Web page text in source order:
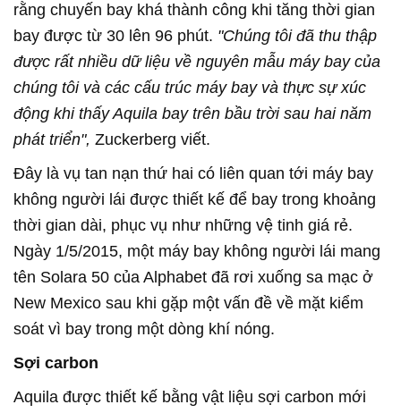
rằng chuyến bay khá thành công khi tăng thời gian
bay được từ 30 lên 96 phút. "Chúng tôi đã thu thập
được rất nhiều dữ liệu về nguyên mẫu máy bay của
chúng tôi và các cấu trúc máy bay và thực sự xúc
động khi thấy Aquila bay trên bầu trời sau hai năm
phát triển", Zuckerberg viết.
Đây là vụ tan nạn thứ hai có liên quan tới máy bay
không người lái được thiết kế để bay trong khoảng
thời gian dài, phục vụ như những vệ tinh giá rẻ.
Ngày 1/5/2015, một máy bay không người lái mang
tên Solara 50 của Alphabet đã rơi xuống sa mạc ở
New Mexico sau khi gặp một vấn đề về mặt kiểm
soát vì bay trong một dòng khí nóng.
Sợi carbon
Aquila được thiết kế bằng vật liệu sợi carbon mới